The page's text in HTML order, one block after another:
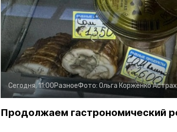
Сегодня, 11:00РазноеФото: Ольга Корженко
Продолжаем гастрономический